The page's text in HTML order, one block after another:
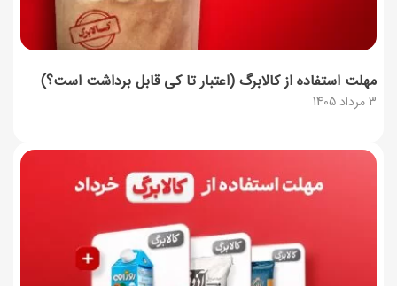
3 مرداد 1405
مهلت استفاده از کالابرگ (اعتبار تا کی قابل برداشت است؟)